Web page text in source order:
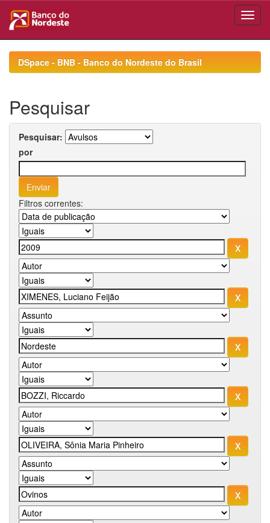
navigationDSpace - BNB - Banco do Nordeste do Brasil
Pesquisar
Pesquisar:
por
Filtros correntes: